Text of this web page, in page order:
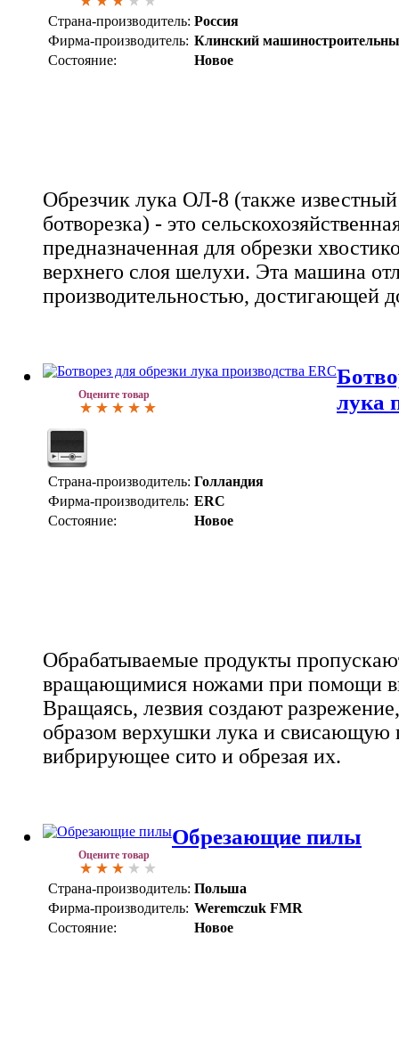
Страна-производитель: Россия
Фирма-производитель: Клинский
Состояние:
Новое
Обрезчик лука ОЛ-8 (также
ботворезка) - это
предназначенная для обрезки
верхнего слоя шелухи. Эта машина
производительностью, достигающей
Оцените товар
лука
Страна-производитель: Голландия
Фирма-производитель: ERC
Состояние:
Новое
Обрабатываемые продукты
вращающимися ножами при помощи
Вращаясь, лезвия создают
образом верхушки лука и свисающую
вибрирующее сито и обрезая их.
Оцените товар
Обрезающие пилы
Страна-производитель: Польша
Фирма-производитель: Weremczuk FMR
Состояние:
Новое